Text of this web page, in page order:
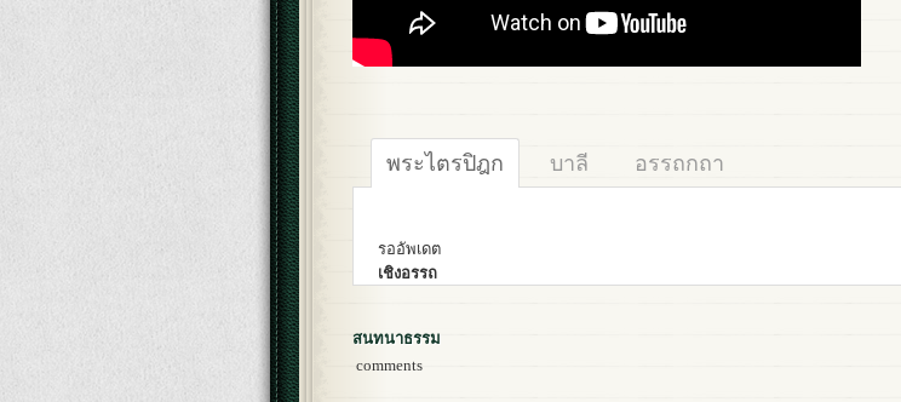
พระไตรปิฎก บาลี อรรถกถา
รออัพเดต
เชิงอรรถ
สนทนาธรรม
comments